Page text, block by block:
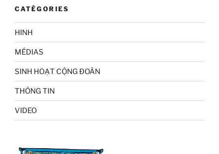
CATÉGORIES
HINH
MÉDIAS
SINH HOẠT CỘNG ĐOÀN
THÔNG TIN
VIDEO